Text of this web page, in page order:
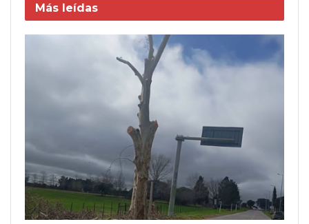
Más leídas